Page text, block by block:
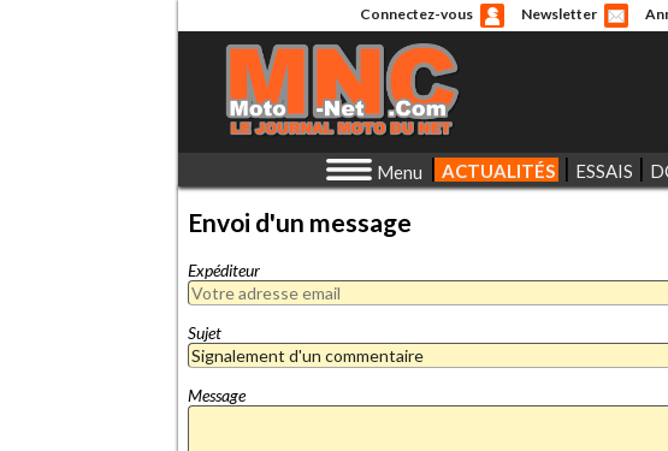
Connectez-vous Newsletter
Menu ACTUALITÉS ESSAIS
Envoi d'un message
Expéditeur
Sujet
Message